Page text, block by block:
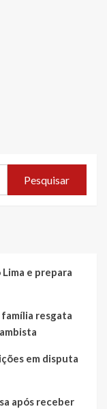
Pesquisar
e prepara
família resgata
em disputa
após receber